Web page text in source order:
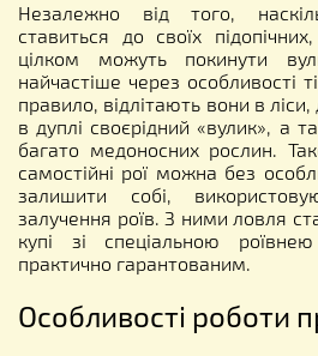
Незалежно від того,
ставиться до своїх
цілком можуть покинути
найчастіше через особливості
правило, відлітають вони в
в дуплі своєрідний «вулик», а
багато медоносних рослин.
самостійні рої можна без
залишити собі,
залучення роїв. З ними ловля
купі зі спеціальною
практично гарантованим.
Особливості роботи